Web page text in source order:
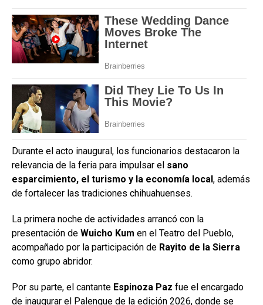
Durante el acto inaugural, los funcionarios destacaron la
relevancia de la feria para impulsar el sano
esparcimiento, el turismo y la economía local , además
de fortalecer las tradiciones chihuahuenses.
La primera noche de actividades arrancó con la
presentación de Wuicho Kum en el Teatro del Pueblo,
acompañado por la participación de Rayito de la Sierra
como grupo abridor.
Por su parte, el cantante Espinoza Paz fue el encargado
de inaugurar el Palenque de la edición 2026, donde se